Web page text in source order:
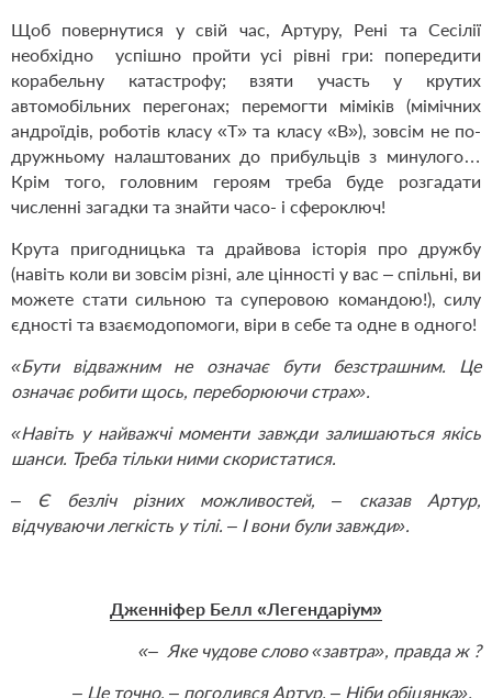
Щоб повернутися у свій час, Артуру, Рені та Сесілії
необхідно успішно пройти усі рівні гри: попередити
корабельну катастрофу; взяти участь у крутих
автомобільних перегонах; перемогти міміків (мімічних
андроїдів, роботів класу «Т» та класу «В»), зовсім не по-
дружньому налаштованих до прибульців з минулого…
Крім того, головним героям треба буде розгадати
численні загадки та знайти часо- і сфероключ!
Крута пригодницька та драйвова історія про дружбу
(навіть коли ви зовсім різні, але цінності у вас – спільні, ви
можете стати сильною та суперовою командою!), силу
єдності та взаємодопомоги, віри в себе та одне в одного!
«Бути відважним не означає бути безстрашним. Це
означає робити щось, переборюючи страх».
«Навіть у найважчі моменти завжди залишаються якісь
шанси. Треба тільки ними скористатися.
– Є безліч різних можливостей, – сказав Артур,
відчуваючи легкість у тілі. – І вони були завжди».
Дженніфер Белл «Легендаріум»
«– Яке чудове слово «завтра», правда ж ?
– Це точно, – погодився Артур. – Ніби обіцянка».